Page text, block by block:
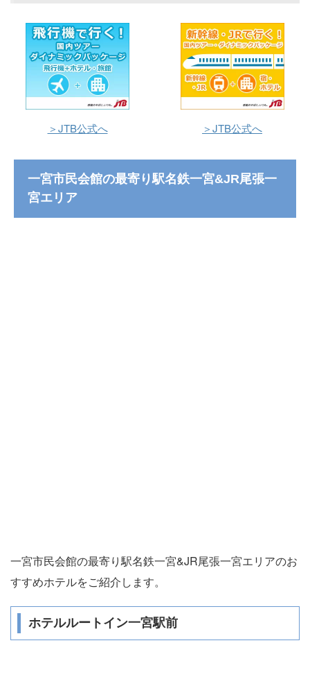
＞JTB公式へ ＞JTB公式へ
一宮市民会館の最寄り駅名鉄一宮&JR尾張一
宮エリア
一宮市民会館の最寄り駅名鉄一宮&JR尾張一宮エリアのお
すすめホテルをご紹介します。
ホテルルートイン一宮駅前